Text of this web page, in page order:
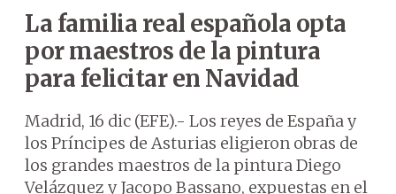
La familia real española opta
por maestros de la pintura
para felicitar en Navidad
Madrid, 16 dic (EFE).- Los reyes de España y
los Príncipes de Asturias eligieron obras de
los grandes maestros de la pintura Diego
Velázquez y Jacopo Bassano, expuestas en el